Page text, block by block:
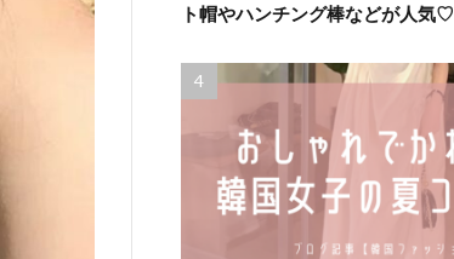
ト帽やハンチング棒などが人気♡